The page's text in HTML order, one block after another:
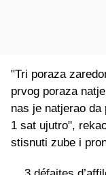
"Tri poraza
prvog poraza
nas je natjerao
1 sat ujutro",
stisnuti zube i